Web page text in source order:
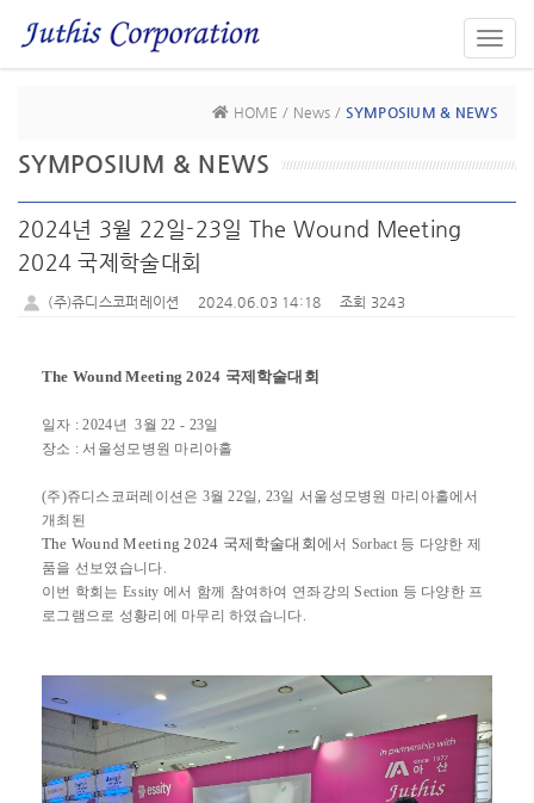
HOME / News / SYMPOSIUM & NEWS
SYMPOSIUM & NEWS
2024년 3월 22일-23일 The Wound Meeting
2024 국제학술대회
(주)쥬디스코퍼레이션 2024.06.03 14:18 조회 3243
The Wound Meeting 2024 국제학술대회
일자 : 2024년 3월 22 - 23일
장소 : 서울성모병원 마리아홀
(주)쥬디스코퍼레이션은 3월 22일, 23일 서울성모병원 마리아홀에서
개최된
The Wound Meeting 2024 국제학술대회에 서 Sorbact 등 다양한 제
품을 선보였습니다.
이번 학회는 Essity 에서 함께 참여하여 연좌강의 Section 등 다양한 프
로그램으로 성황리에 마무리 하였습니다.